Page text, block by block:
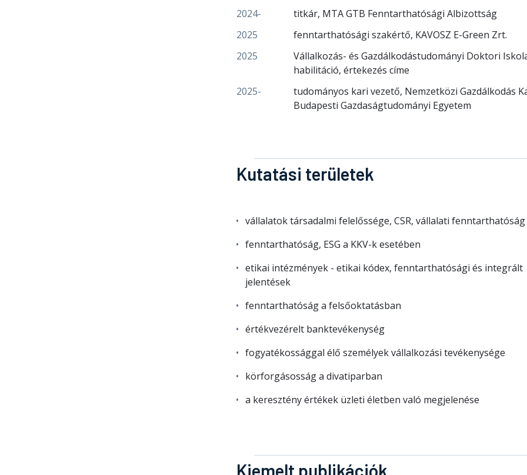
2024-
titkár, MTA GTB Fenntarthatósági Albizottság
2025
fenntarthatósági szakértő, KAVOSZ E-Green Zrt.
2025
Vállalkozás- és Gazdálkodástudományi Doktori
habilitáció, értekezés címe
2025-
tudományos kari vezető, Nemzetközi Gazdálkodás
Budapesti Gazdaságtudományi Egyetem
Kutatási területek
vállalatok társadalmi felelőssége, CSR, vállalati fenntarthatóság
fenntarthatóság, ESG a KKV-k esetében
etikai intézmények - etikai kódex, fenntarthatósági és integrált
jelentések
fenntarthatóság a felsőoktatásban
értékvezérelt banktevékenység
fogyatékossággal élő személyek vállalkozási tevékenysége
körforgásosság a divatiparban
a keresztény értékek üzleti életben való megjelenése
Kiemelt publikációk